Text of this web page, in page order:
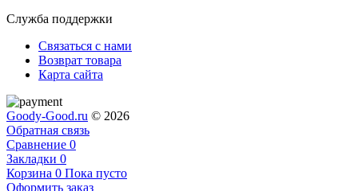
Служба поддержки
Связаться с нами
Возврат товара
Карта сайта
Goody-Good.ru © 2026
Обратная связь
Сравнение 0
Закладки 0
Корзина 0 Пока пусто
Оформить заказ